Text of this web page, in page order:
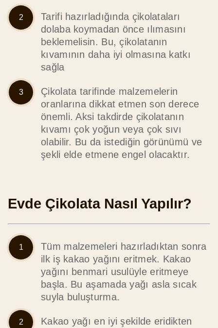
Tarifi hazırladığında çikolataları
dolaba koymadan önce ılımasını
beklemelisin. Bu, çikolatanın
kıvamının daha iyi olmasına katkı
sağla
Çikolata tarifinde malzemelerin
oranlarına dikkat etmen son derece
önemli. Aksi takdirde çikolatanın
kıvamı çok yoğun veya çok sıvı
olabilir. Bu da istediğin görünümü ve
şekli elde etmene engel olacaktır.
Evde Çikolata Nasıl Yapılır?
Tüm malzemeleri hazırladıktan sonra
ilk iş kakao yağını eritmek. Kakao
yağını benmari usulüyle eritmeye
başla. Bu aşamada yağı asla sıcak
suyla buluşturma.
Kakao yağı en iyi şekilde eridikten